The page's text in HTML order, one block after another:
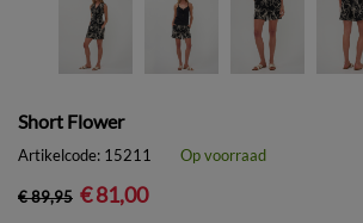
Short Flower
Artikelcode: 15211 Op voorraad
€ 89,95 € 81,00